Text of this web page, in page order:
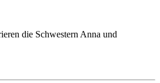
die Schwestern Anna und